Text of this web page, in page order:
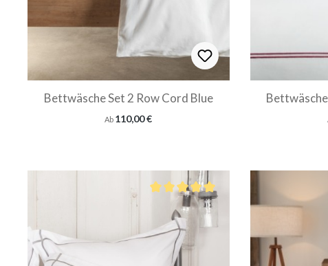
Bettwäsche Set 2 Row Cord Blue
Regulärer Preis:
Ab 110,00 €
Durchschnittliche Bewertung von 5 von 5